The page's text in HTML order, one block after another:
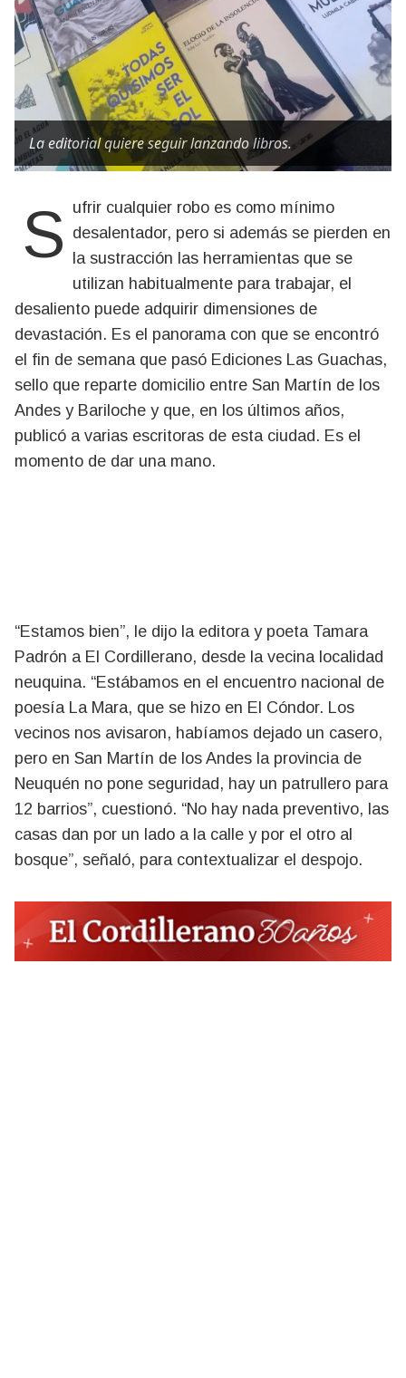
La editorial quiere seguir lanzando libros.
Sufrir cualquier robo es como mínimo desalentador, pero si además se pierden en
la sustracción las herramientas que se
utilizan habitualmente para trabajar, el
desaliento puede adquirir dimensiones de
devastación. Es el panorama con que se encontró
el fin de semana que pasó Ediciones Las Guachas,
sello que reparte domicilio entre San Martín de los
Andes y Bariloche y que, en los últimos años,
publicó a varias escritoras de esta ciudad. Es el
momento de dar una mano.
“Estamos bien”, le dijo la editora y poeta Tamara
Padrón a El Cordillerano, desde la vecina localidad
neuquina. “Estábamos en el encuentro nacional de
poesía La Mara, que se hizo en El Cóndor. Los
vecinos nos avisaron, habíamos dejado un casero,
pero en San Martín de los Andes la provincia de
Neuquén no pone seguridad, hay un patrullero para
12 barrios”, cuestionó. “No hay nada preventivo, las
casas dan por un lado a la calle y por el otro al
bosque”, señaló, para contextualizar el despojo.